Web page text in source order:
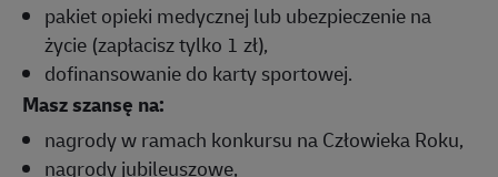
pakiet opieki medycznej lub ubezpieczenie na
życie (zapłacisz tylko 1 zł),
dofinansowanie do karty sportowej.
Masz szansę na:
nagrody w ramach konkursu na Człowieka Roku,
nagrody jubileuszowe,